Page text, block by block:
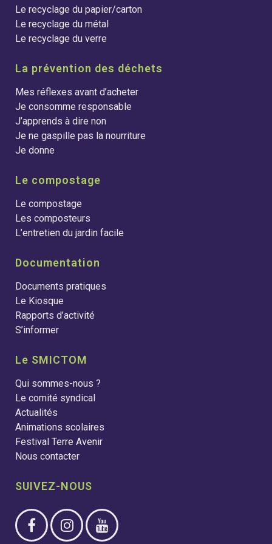
Le recyclage du papier/carton
Le recyclage du métal
Le recyclage du verre
La prévention des déchets
Mes réflexes avant d’acheter
Je consomme responsable
J’apprends à dire non
Je ne gaspille pas la nourriture
Je donne
Le compostage
Le compostage
Les composteurs
L’entretien du jardin facile
Documentation
Documents pratiques
Le Kiosque
Rapports d’activité
S’informer
Le SMICTOM
Qui sommes-nous ?
Le comité syndical
Actualités
Animations scolaires
Festival Terre Avenir
Nous contacter
SUIVEZ-NOUS